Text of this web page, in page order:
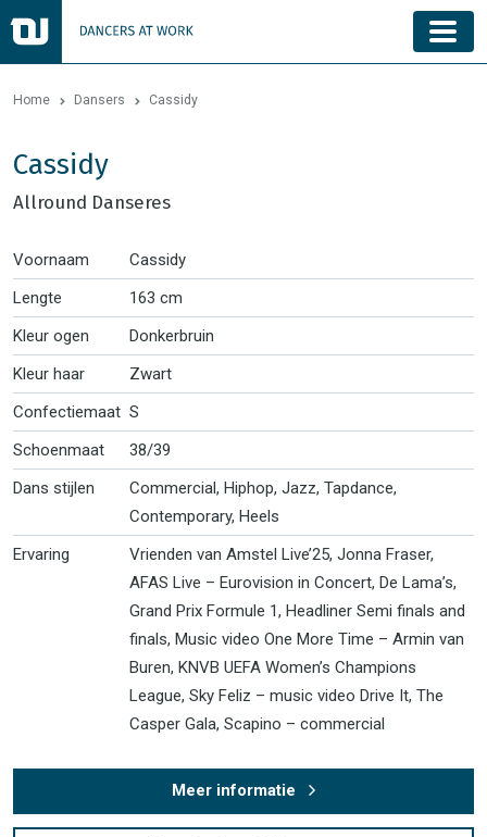
Home Dansers Cassidy
Cassidy
Allround Danseres
Voornaam
Cassidy
Lengte
163 cm
Kleur ogen
Donkerbruin
Kleur haar
Zwart
Confectiemaat S
Schoenmaat
38/39
Dans stijlen
Commercial, Hiphop, Jazz, Tapdance,
Contemporary, Heels
Ervaring
Vrienden van Amstel Live’25, Jonna Fraser,
AFAS Live – Eurovision in Concert, De Lama’s,
Grand Prix Formule 1, Headliner Semi finals and
finals, Music video One More Time – Armin van
Buren, KNVB UEFA Women’s Champions
League, Sky Feliz – music video Drive It, The
Casper Gala, Scapino – commercial
Meer informatie